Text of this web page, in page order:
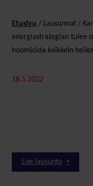
Etusivu / Lausunnot /
energiastrategian tulee
huomioida kaikkein
18.5.2022
Lue lausunto